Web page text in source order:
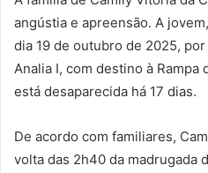
angústia e apreensão. A
dia 19 de outubro de 2025,
Analia I, com destino à Rampa
está desaparecida há 17 dias.
De acordo com familiares,
volta das 2h40 da madrugada